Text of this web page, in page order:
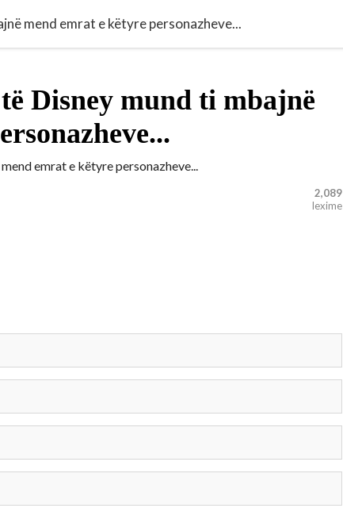
mend emrat e këtyre personazheve...
Disney mund ti mbajnë
2,089
lexime